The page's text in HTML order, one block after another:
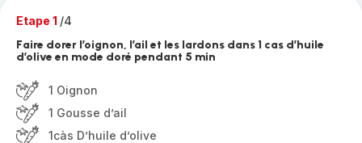
Etape 1 /4
Faire dorer l’oignon, l’ail et les lardons dans 1 cas d’huile
d’olive en mode doré pendant 5 min
1 Oignon
1 Gousse d’ail
1càs D’huile d’olive